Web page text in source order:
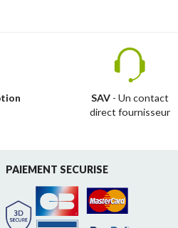
SAV- Un contact
direct fournisseur
PAIEMENT SECURISE